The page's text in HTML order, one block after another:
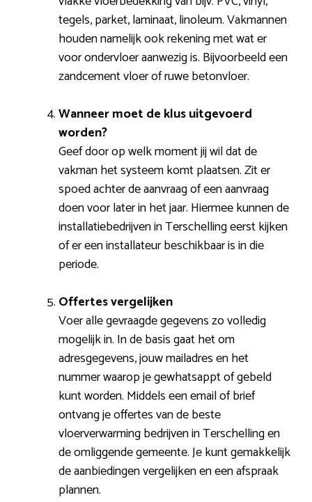
tegels, parket, laminaat, linoleum. Vakmannen
houden namelijk ook rekening met wat er
voor ondervloer aanwezig is. Bijvoorbeeld een
zandcement vloer of ruwe betonvloer.
Wanneer moet de klus uitgevoerd
worden?
Geef door op welk moment jij wil dat de
vakman het systeem komt plaatsen. Zit er
spoed achter de aanvraag of een aanvraag
doen voor later in het jaar. Hiermee kunnen de
installatiebedrijven in Terschelling eerst kijken
of er een installateur beschikbaar is in die
periode.
Offertes vergelijken
Voer alle gevraagde gegevens zo volledig
mogelijk in. In de basis gaat het om
adresgegevens, jouw mailadres en het
nummer waarop je gewhatsappt of gebeld
kunt worden. Middels een email of brief
ontvang je offertes van de beste
vloerverwarming bedrijven in Terschelling en
de omliggende gemeente. Je kunt gemakkelijk
de aanbiedingen vergelijken en een afspraak
plannen.